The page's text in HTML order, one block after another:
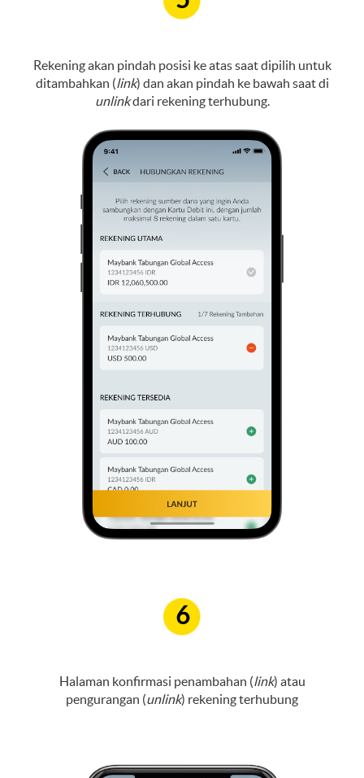
Rekening akan pindah posisi ke atas saat dipilih untuk
ditambahkan (link) dan akan pindah ke bawah saat di
unlinkdari rekening terhubung.
6
Halaman konfirmasi penambahan (link) atau
pengurangan (unlink) rekening terhubung